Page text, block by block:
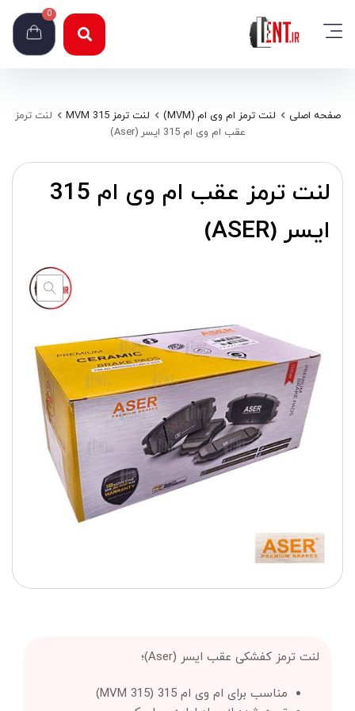
0
صفحه اصلی لنت ترمز ام وی ام (MVM) لنت ترمز MVM 315
لنت ترمز
عقب ام وی ام 315 ایسر (Aser)
لنت ترمز عقب ام وی ام 315
ایسر (ASER)
لنت ترمز کفشکی عقب ایسر (Aser)؛
مناسب برای ام وی ام 315 (MVM 315)